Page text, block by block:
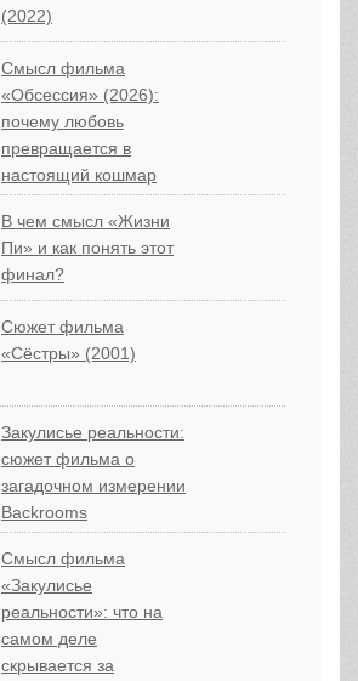
(2022)
Смысл фильма
«Обсессия» (2026):
почему любовь
превращается в
настоящий кошмар
В чем смысл «Жизни
Пи» и как понять этот
финал?
Сюжет фильма
«Сёстры» (2001)
Закулисье реальности:
сюжет фильма о
загадочном измерении
Backrooms
Смысл фильма
«Закулисье
реальности»: что на
самом деле
скрывается за